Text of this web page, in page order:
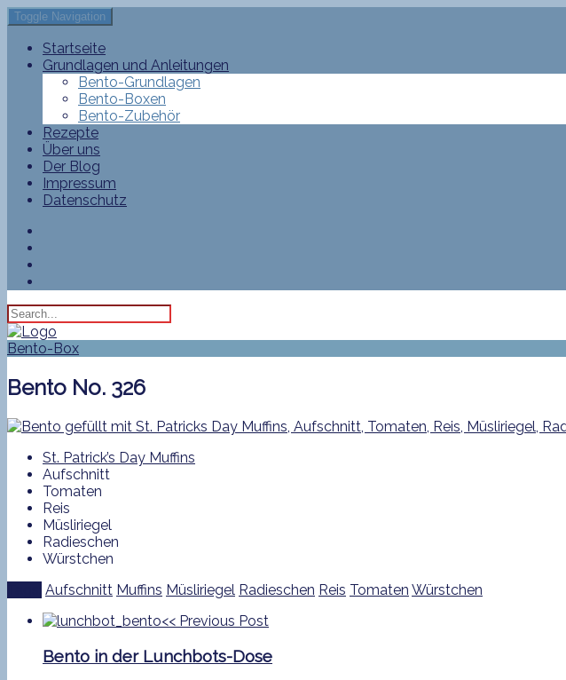
Toggle Navigation
Startseite
Grundlagen und Anleitungen
Bento-Grundlagen
Bento-Boxen
Bento-Zubehör
Rezepte
Über uns
Der Blog
Impressum
Datenschutz
Bento-Box
Bento No. 326
St. Patrick’s Day Muffins
Aufschnitt
Tomaten
Reis
Müsliriegel
Radieschen
Würstchen
Aufschnitt Muffins Müsliriegel Radieschen Reis Tomaten Würstchen
<< Previous Post
Bento in der Lunchbots-Dose